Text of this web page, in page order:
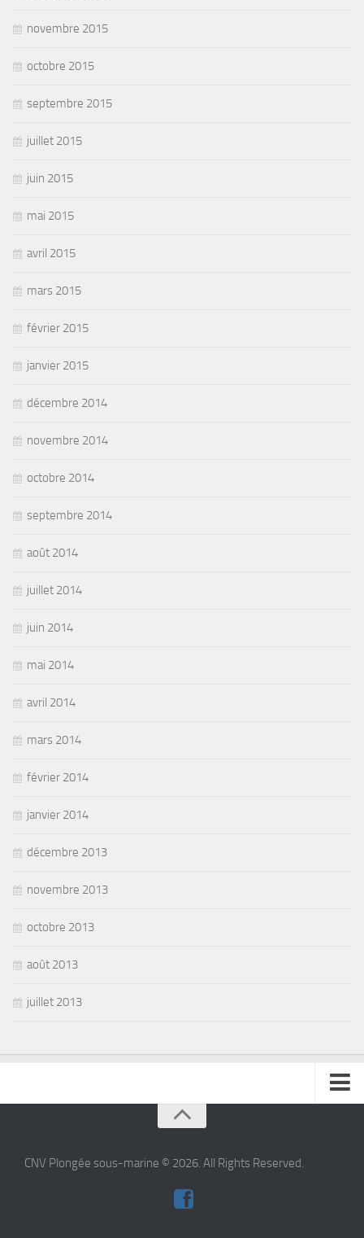
novembre 2015
octobre 2015
septembre 2015
juillet 2015
juin 2015
mai 2015
avril 2015
mars 2015
février 2015
janvier 2015
décembre 2014
novembre 2014
octobre 2014
septembre 2014
août 2014
juillet 2014
juin 2014
mai 2014
avril 2014
mars 2014
février 2014
janvier 2014
décembre 2013
novembre 2013
octobre 2013
août 2013
juillet 2013
CNV Plongée sous-marine © 2026. All Rights Reserved.